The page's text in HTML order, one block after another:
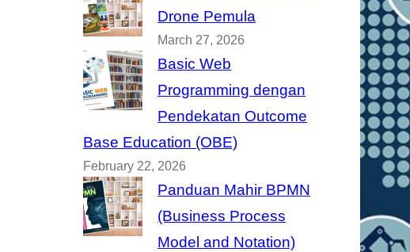
Drone Pemula
March 27, 2026
Basic Web
Programming dengan
Pendekatan Outcome
Base Education (OBE)
February 22, 2026
Panduan Mahir BPMN
(Business Process
Model and Notation)